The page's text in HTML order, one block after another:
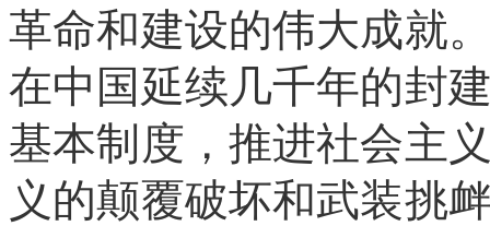
革命和建设的伟大成就
在中国延续几千年的封
基本制度，推进社会主
义的颠覆破坏和武装挑